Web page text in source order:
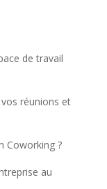
de travail
réunions et
Coworking ?
au